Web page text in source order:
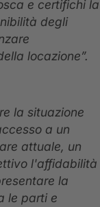
e certifichi la
degli
locazione”.
la situazione
a un
attuale, un
l'affidabilità
la
le parti e